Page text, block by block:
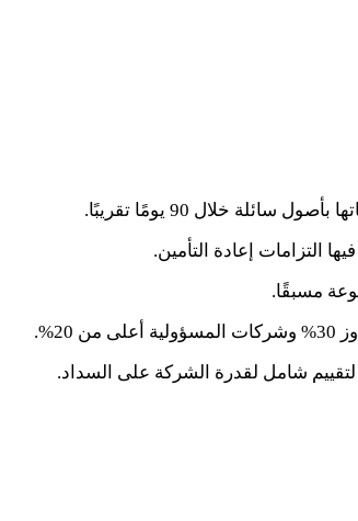
بأصول سائلة خلال 90 يومًا تقريبًا.
التزامات إعادة التأمين.
مسبقًا.
30% وشركات المسؤولية أعلى من 20
%.
لتقييم شامل لقدرة الشركة على السداد.